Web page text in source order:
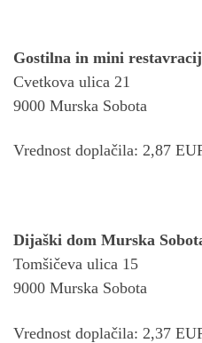
Gostilna in mini
Cvetkova ulica 21
9000 Murska Sobota
Vrednost doplačila: 2,87
Dijaški dom Murska
Tomšičeva ulica 15
9000 Murska Sobota
Vrednost doplačila: 2,37